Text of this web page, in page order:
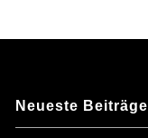
Neueste Beiträge